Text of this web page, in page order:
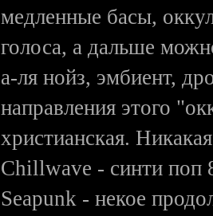
медленные басы,
голоса, а дальше
а-ля нойз, эмбиент,
направления этого
христианская.
Chillwave - синти
Seapunk - некое